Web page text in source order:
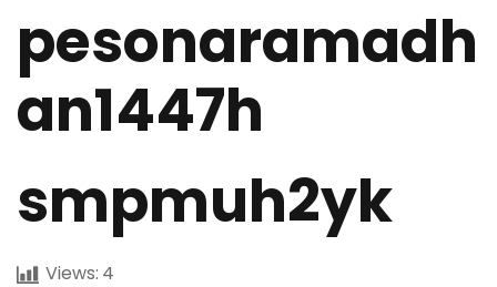
pesonaramadh
an1447h
smpmuh2yk
Views: 4